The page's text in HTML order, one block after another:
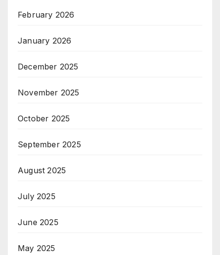
February 2026
January 2026
December 2025
November 2025
October 2025
September 2025
August 2025
July 2025
June 2025
May 2025